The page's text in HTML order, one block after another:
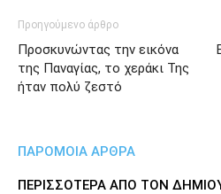
Προηγούμενο άρθρο
Προσκυνώντας την εικόνα
της Παναγίας, το χεράκι Της
ήταν πολύ ζεστό
ΠΑΡΟΜΟΙΑ ΑΡΘΡΑ
ΠΕΡΙΣΣΟΤΕΡΑ ΑΠΟ ΤΟΝ